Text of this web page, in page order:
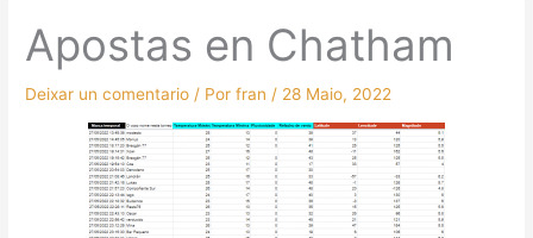
Apostas en Chatham
Deixar un comentario / Porfran/ 28 Maio, 2022